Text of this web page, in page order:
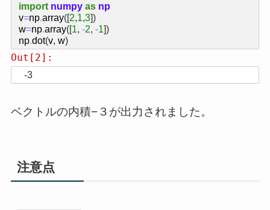
import numpy as np
v=np.array([2,1,3])
w=np.array([1, -2, -1])
np.dot(v, w)
Out[2]:
-3
ベクトルの内積−３が出力されました。
注意点